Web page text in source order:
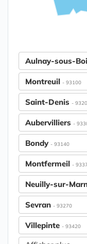
Aulnay-sous-
Montreuil - 93100
Saint-Denis -
Aubervilliers -
Bondy - 93140
Montfermeil -
Neuilly-sur-
Sevran - 93270
Villepinte - 93420